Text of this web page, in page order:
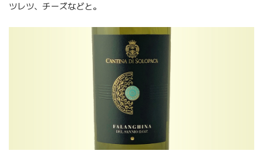
ツレツ、チーズなどと。